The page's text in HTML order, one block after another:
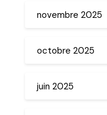
novembre 2025
octobre 2025
juin 2025